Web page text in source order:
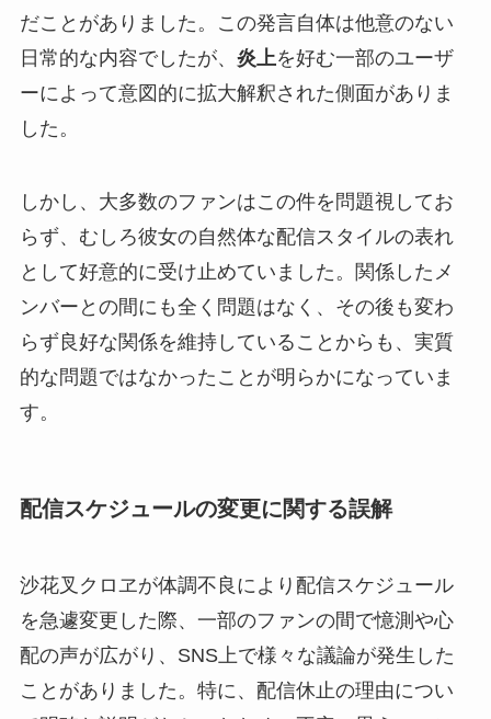
だことがありました。この発言自体は他意のない
日常的な内容でしたが、 炎上を好む一部のユーザ
ーによって意図的に拡大解釈された側面がありま
した。
しかし、大多数のファンはこの件を問題視してお
らず、むしろ彼女の自然体な配信スタイルの表れ
として好意的に受け止めていました。関係したメ
ンバーとの間にも全く問題はなく、その後も変わ
らず良好な関係を維持していることからも、実質
的な問題ではなかったことが明らかになっていま
す。
配信スケジュールの変更に関する誤解
沙花叉クロヱが体調不良により配信スケジュール
を急遽変更した際、一部のファンの間で憶測や心
配の声が広がり、SNS上で様々な議論が発生した
ことがありました。特に、配信休止の理由につい